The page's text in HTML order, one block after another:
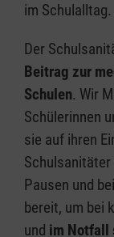
im Schulalltag.
Der
Beitrag zur
Schulen. Wir
Schülerinnen
sie auf ihren
Schulsanitäter
Pausen und
bereit, um bei
und im Notfall